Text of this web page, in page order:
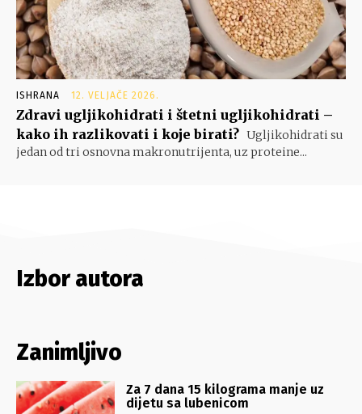
ISHRANA 12. VELJAČE 2026.
Zdravi ugljikohidrati i štetni ugljikohidrati –
kako ih razlikovati i koje birati? Ugljikohidrati su
jedan od tri osnovna makronutrijenta, uz proteine...
Izbor autora
Zanimljivo
Za 7 dana 15 kilograma manje uz
dijetu sa lubenicom